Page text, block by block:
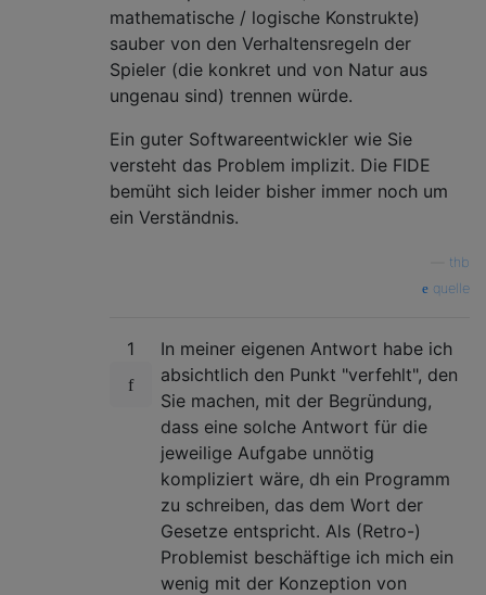
mathematische / logische Konstrukte)
sauber von den Verhaltensregeln der
Spieler (die konkret und von Natur aus
ungenau sind) trennen würde.
Ein guter Softwareentwickler wie Sie
versteht das Problem implizit. Die FIDE
bemüht sich leider bisher immer noch um
ein Verständnis.
thb
quelle
1
In meiner eigenen Antwort habe ich
absichtlich den Punkt "verfehlt", den
Sie machen, mit der Begründung,
dass eine solche Antwort für die
jeweilige Aufgabe unnötig
kompliziert wäre, dh ein Programm
zu schreiben, das dem Wort der
Gesetze entspricht. Als (Retro-)
Problemist beschäftige ich mich ein
wenig mit der Konzeption von